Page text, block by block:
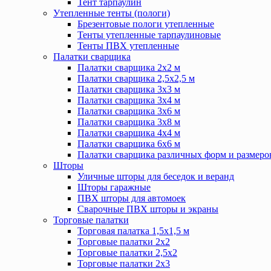
Тент тарпаулин
Утепленные тенты (пологи)
Брезентовые пологи утепленные
Тенты утепленные тарпаулиновые
Тенты ПВХ утепленные
Палатки сварщика
Палатки сварщика 2х2 м
Палатки сварщика 2,5х2,5 м
Палатки сварщика 3х3 м
Палатки сварщика 3х4 м
Палатки сварщика 3х6 м
Палатки сварщика 3х8 м
Палатки сварщика 4х4 м
Палатки сварщика 6х6 м
Палатки сварщика различных форм и
Шторы
Уличные шторы для беседок и веранд
Шторы гаражные
ПВХ шторы для автомоек
Сварочные ПВХ шторы и экраны
Торговые палатки
Торговая палатка 1,5х1,5 м
Торговые палатки 2х2
Торговые палатки 2,5х2
Торговые палатки 2х3